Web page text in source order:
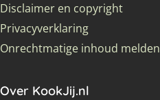
Disclaimer en copyright
Privacyverklaring
Onrechtmatige inhoud melden
Over KookJij.nl